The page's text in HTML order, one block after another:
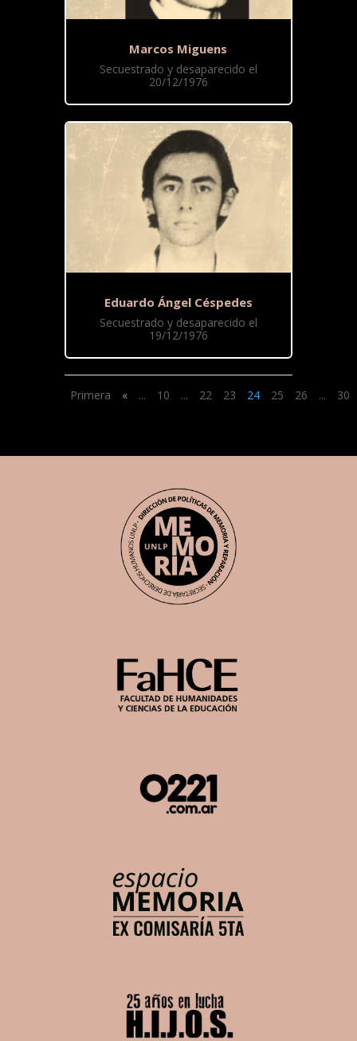
Marcos Miguens
Secuestrado y desaparecido el
20/12/1976
Eduardo Ángel Céspedes
Secuestrado y desaparecido el
19/12/1976
Primera « ... 10 ... 22 23 24 25 26 ... 30